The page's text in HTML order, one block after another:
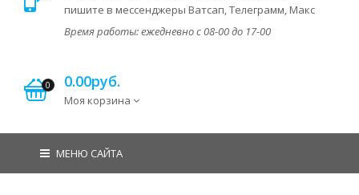
пишите в мессенджеры Ватсап, Телеграмм, Макс
Время работы: ежедневно с 08-00 до 17-00
0 0.00руб.
Моя корзина
МЕНЮ САЙТА